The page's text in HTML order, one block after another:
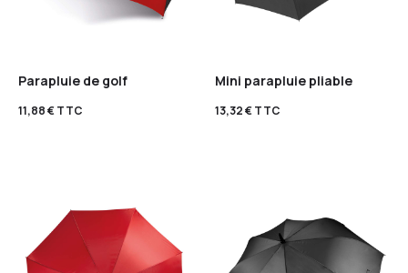
Parapluie de golf
11,88€TTC
Mini parapluie pliable
13,32€TTC